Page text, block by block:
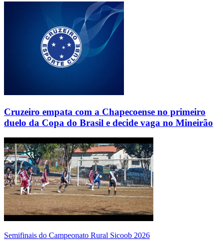
Cruzeiro empata com a Chapecoense no primeiro
duelo da Copa do Brasil e decide vaga no Mineirão
Semifinais do Campeonato Rural Sicoob 2026